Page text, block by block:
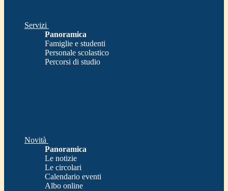
Servizi
Panoramica
Famiglie e studenti
Personale scolastico
Percorsi di studio
Novità
Panoramica
Le notizie
Le circolari
Calendario eventi
Albo online